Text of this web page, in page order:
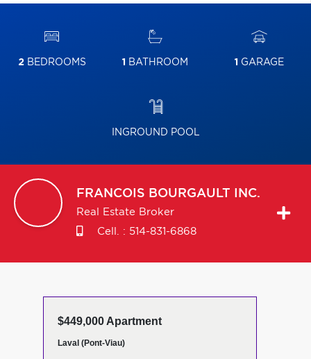
2BEDROOMS 1 BATHROOM 1 GARAGE
INGROUND POOL
FRANCOIS BOURGAULT INC.
Real Estate Broker
Cell. : 514-831-6868
$449,000 Apartment
Laval (Pont-Viau)